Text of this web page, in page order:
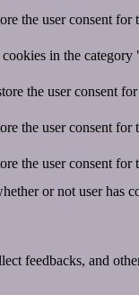
the user consent
in the
the user consent
the user consent for
the user consent
or not user has
feedbacks, and